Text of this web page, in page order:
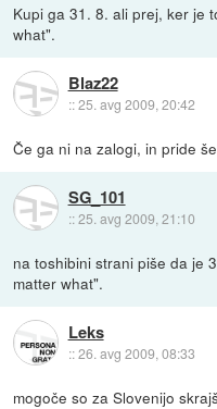
Kupi ga 31. 8. ali prej, ker je
what".
Blaz22
::25. avg 2009, 20:42
Če ga ni na zalogi, in pride
SG_101
::25. avg 2009, 21:10
na toshibini strani piše da je
matter what".
Leks
::26. avg 2009, 08:33
mogoče so za Slovenijo